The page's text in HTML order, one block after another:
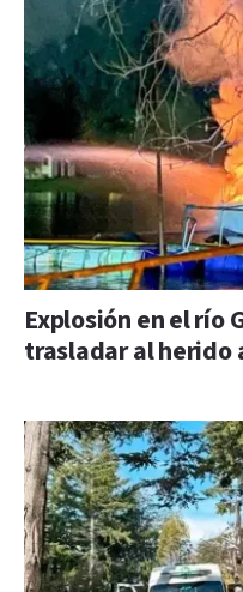
Explosión en el río
trasladar al herido